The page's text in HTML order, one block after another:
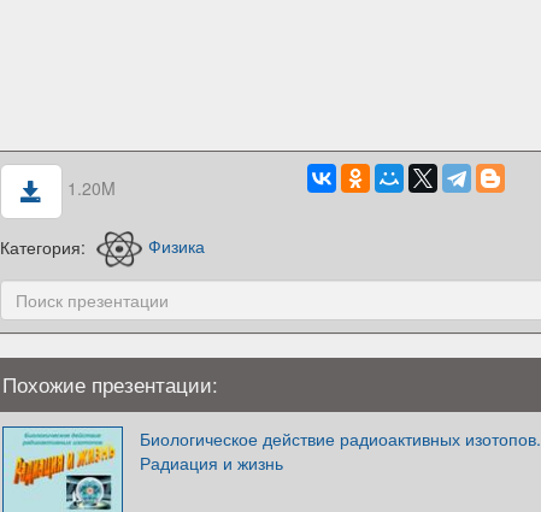
1.20M
Категория: Физика
Похожие презентации:
Биологическое действие радиоактивных изотопов.
Радиация и жизнь